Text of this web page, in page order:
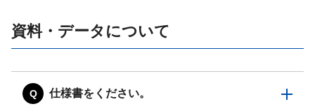
資料・データについて
仕様書をください。